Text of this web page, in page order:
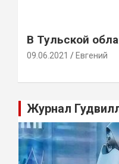
В Тульской
09.06.2021 Евгений
Журнал